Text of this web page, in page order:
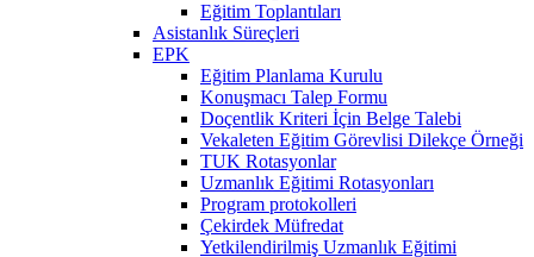
Eğitim Toplantıları
Asistanlık Süreçleri
EPK
Eğitim Planlama Kurulu
Konuşmacı Talep Formu
Doçentlik Kriteri İçin Belge Talebi
Vekaleten Eğitim Görevlisi Dilekçe Örneği
TUK Rotasyonlar
Uzmanlık Eğitimi Rotasyonları
Program protokolleri
Çekirdek Müfredat
Yetkilendirilmiş Uzmanlık Eğitimi